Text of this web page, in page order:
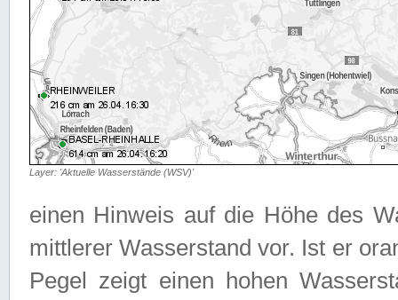
Layer: 'Aktuelle Wasserstände (WSV)'
einen Hinweis auf die Höhe des
mittlerer Wasserstand vor. Ist er
Pegel zeigt einen hohen